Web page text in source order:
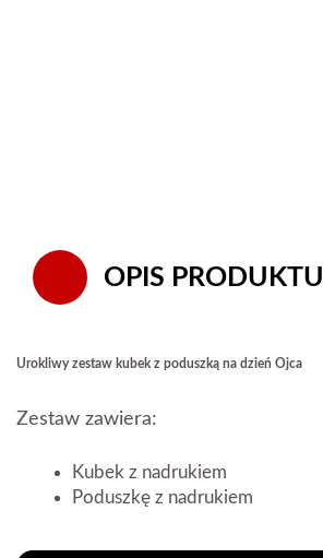
OPIS PRODUKTU
Urokliwy zestaw kubek z poduszką na dzień Ojca
Zestaw zawiera:
Kubek z nadrukiem
Poduszkę z nadrukiem
Kubek 330ml z nadrukiem.